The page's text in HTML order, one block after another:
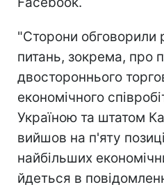
"Сторони обговорили
питань, зокрема, про
двостороннього
економічного
Україною та штатом
вийшов на п'яту
найбільших
йдеться в